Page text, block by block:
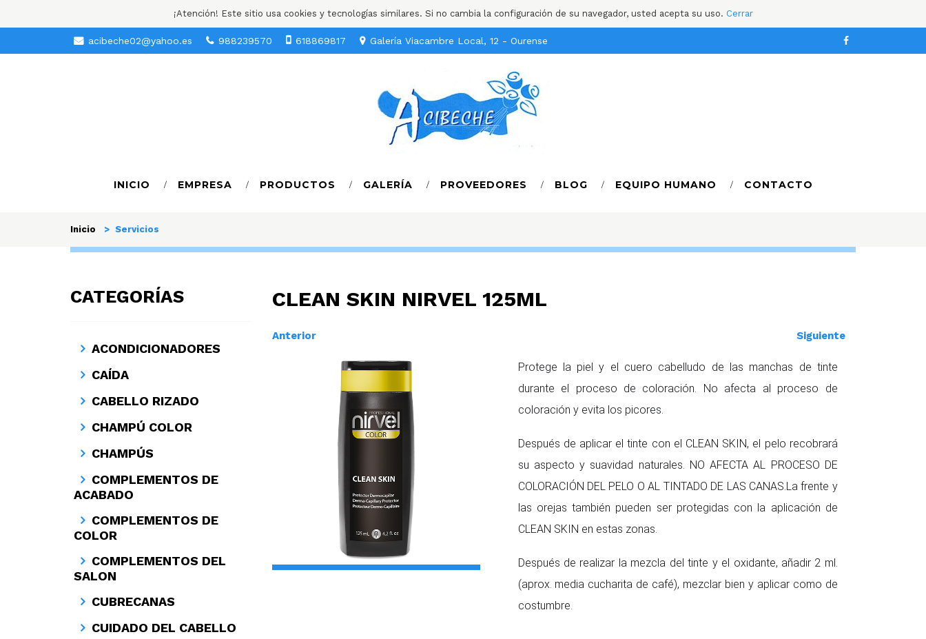
¡Atención! Este sitio usa cookies y tecnologías similares. Si no cambia la configuración de su navegador, usted acepta su uso. Cerrar
acibeche02@yahoo.es 988239570 618869817 Galería Viacambre Local, 12 - Ourense
INICIO EMPRESA PRODUCTOS GALERÍA PROVEEDORES BLOG EQUIPO HUMANO CONTACTO
Inicio > Servicios
CATEGORÍAS
ACONDICIONADORES
CAÍDA
CABELLO RIZADO
CHAMPÚ COLOR
CHAMPÚS
COMPLEMENTOS DE
ACABADO
COMPLEMENTOS DE
COLOR
COMPLEMENTOS DEL
SALON
CUBRECANAS
CUIDADO DEL CABELLO
CLEAN SKIN NIRVEL 125ML
Anterior Siguiente
Protege la piel y el cuero cabelludo de las manchas de tinte
durante el proceso de colo­ración. No afecta al proceso de
coloración y evita los picores.
Después de aplicar el tinte con el CLEAN SKIN, el pelo recobrará
su aspecto y suavidad naturales. NO AFECTA AL PROCESO DE
COLORACIÓN DEL PELO O AL TINTADO DE LAS CANAS.La frente y
las orejas también pueden ser protegidas con la aplicación de
CLEAN SKIN en estas zonas.
Después de realizar la mezcla del tinte y el oxidante, añadir 2 ml.
(aprox. media cucharita de café), mezclar bien y aplicar como de
costumbre.